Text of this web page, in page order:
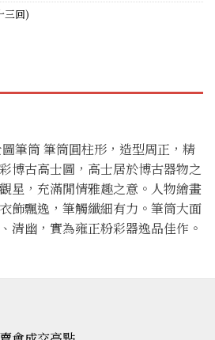
三回)
筆筒 筆筒圓柱形，造型周正，精
博古高士圖，高士居於博古器物之
星，充滿閒情雅趣之意。人物繪畫
飾飄逸，筆觸纖細有力。筆筒大面
清幽，實為雍正粉彩器逸品佳作。